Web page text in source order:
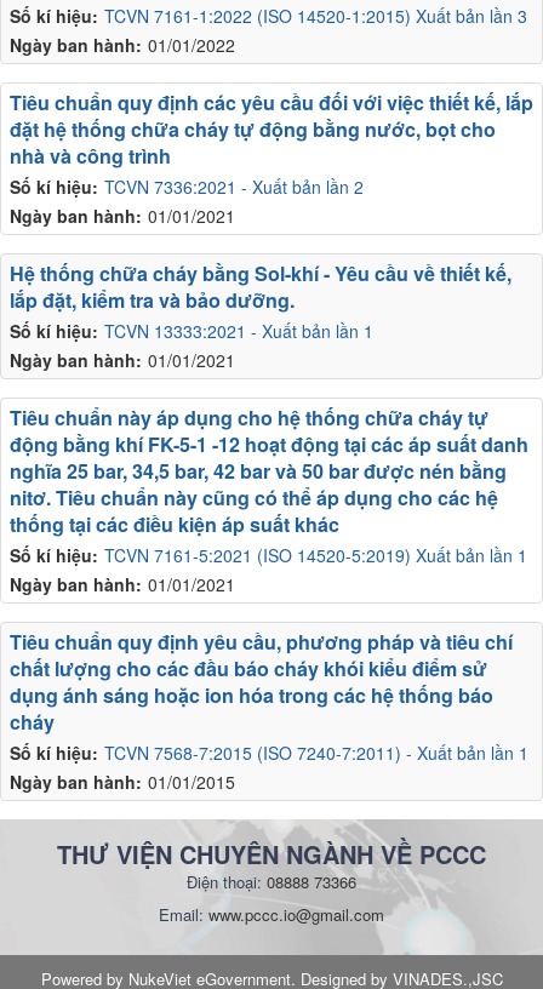
Số kí hiệu: TCVN 7161-1:2022 (ISO 14520-1:2015) Xuất bản lần 3
Ngày ban hành: 01/01/2022
Số kí hiệu: TCVN 7336:2021 - Xuất bản lần 2
Ngày ban hành: 01/01/2021
Tiêu chuẩn quy định các yêu cầu đối với việc thiết kế, lắp
đặt hệ thống chữa cháy tự động bằng nước, bọt cho
nhà và công trình
Số kí hiệu: TCVN 13333:2021 - Xuất bản lần 1
Ngày ban hành: 01/01/2021
Hệ thống chữa cháy bằng Sol-khí - Yêu cầu về thiết kế,
lắp đặt, kiểm tra và bảo dưỡng.
Số kí hiệu: TCVN 7161-5:2021 (ISO 14520-5:2019) Xuất bản lần 1
Ngày ban hành: 01/01/2021
Tiêu chuẩn này áp dụng cho hệ thống chữa cháy tự
động bằng khí FK-5-1 -12 hoạt động tại các áp suất danh
nghĩa 25 bar, 34,5 bar, 42 bar và 50 bar được nén bằng
nitơ. Tiêu chuẩn này cũng có thể áp dụng cho các hệ
thống tại các điều kiện áp suất khác
Số kí hiệu: TCVN 7568-7:2015 (ISO 7240-7:2011) - Xuất bản lần 1
Ngày ban hành: 01/01/2015
Tiêu chuẩn quy định yêu cầu, phương pháp và tiêu chí
chất lượng cho các đầu báo cháy khói kiểu điểm sử
dụng ánh sáng hoặc ion hóa trong các hệ thống báo
cháy
THƯ VIỆN CHUYÊN NGÀNH VỀ PCCC
Điện thoại: 08888 73366
Email: www.pccc.io@gmail.com
Powered by NukeViet eGovernment. Designed by VINADES.,JSC